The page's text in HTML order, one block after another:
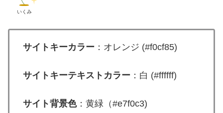
いくみ
サイトキーカラー ：オレンジ (#f0cf85)
サイトキーテキストカラー ：白 (#ffffff)
サイト背景色：黄緑（#e7f0c3)